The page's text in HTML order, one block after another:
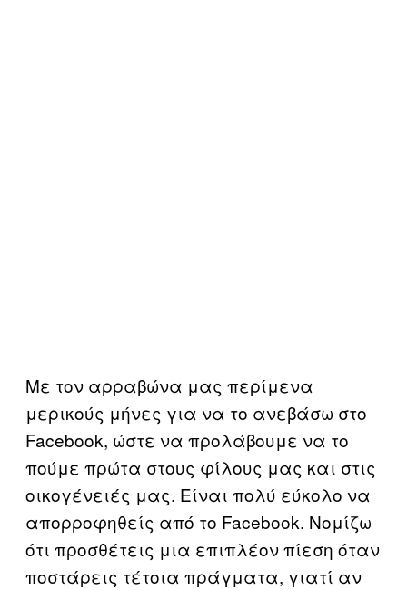
Με τον αρραβώνα μας περίμενα
μερικούς μήνες για να το ανεβάσω στο
Facebook, ώστε να προλάβουμε να το
πούμε πρώτα στους φίλους μας και στις
οικογένειές μας. Είναι πολύ εύκολο να
απορροφηθείς από το Facebook. Νομίζω
ότι προσθέτεις μια επιπλέον πίεση όταν
ποστάρεις τέτοια πράγματα, γιατί αν